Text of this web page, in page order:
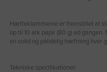
Hæfteklammerne er fremstillet af
op til 10 ark papir (80 g) ad
en solid og pålidelig hæftning hver
Tekniske specifikationer: